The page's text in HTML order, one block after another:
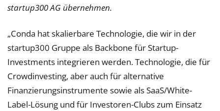
startup300 AG übernehmen.
„Conda hat skalierbare Technologie, die wir in der
startup300 Gruppe als Backbone für Startup-
Investments integrieren werden. Technologie, die für
Crowdinvesting, aber auch für alternative
Finanzierungsinstrumente sowie als SaaS/White-
Label-Lösung und für Investoren-Clubs zum Einsatz